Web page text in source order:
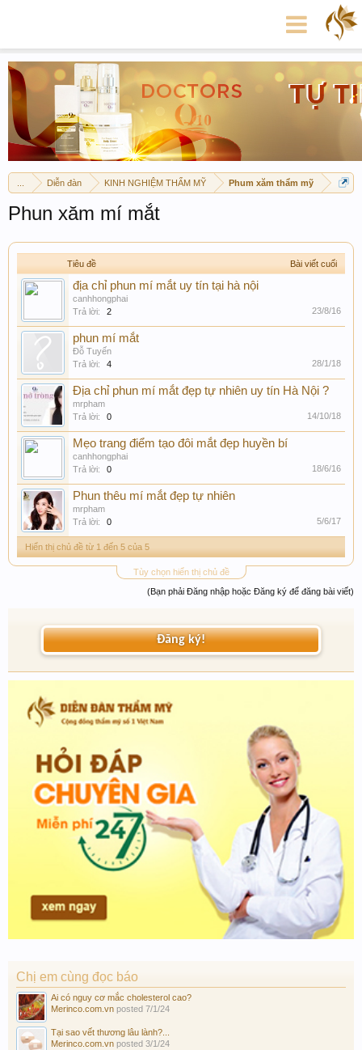
Diễn đàn KINH NGHIỆM THẨM MỸ Phum xăm thẩm mỹ
Phun xăm mí mắt
Tiêu đề Bài viết cuối
địa chỉ phun mí mắt uy tín tại hà nội
canhhongphai
Trả lời:
2 23/8/16
phun mí mắt
Đỗ Tuyến
Trả lời:
4 28/1/18
Địa chỉ phun mí mắt đẹp tự nhiên uy tín Hà Nội ?
mrpham
Trả lời:
0 14/10/18
Mẹo trang điểm tạo đôi mắt đẹp huyền bí
canhhongphai
Trả lời:
0 18/6/16
Phun thêu mí mắt đẹp tự nhiên
mrpham
Trả lời:
0 5/6/17
Hiển thị chủ đề từ 1 đến 5 của 5
Tùy chọn hiển thị chủ đề
(Bạn phải Đăng nhập hoặc Đăng ký để đăng bài viết)
Đăng ký!
Chị em cùng đọc báo
Ai có nguy cơ mắc cholesterol cao?
Merinco.com.vn posted 7/1/24
Tại sao vết thương lâu lành?...
Merinco.com.vn posted 3/1/24